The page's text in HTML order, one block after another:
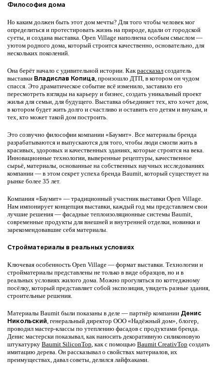
Философия дома
Но каким должен быть этот дом мечты? Для того чтобы человек мог
определиться и протестировать жизнь на природе, вдали от городской
суеты, и создана выставка. Open Village наполнена особым смыслом —
уютом родного дома, который строится качественно, основательно, для
нескольких поколений.
Она берёт начало с удивительной истории. Какрассказал создатель
выставки Владислав Копица, произошло ДТП, в котором он чудом
спасся. Это драматическое событие всё изменило, заставило его
пересмотреть взгляды на карьеру и бизнес, создать уникальный проект
жилья для семьи, для будущего. Выставка объединяет тех, кто хочет дом,
в котором будет жить долго и счастливо и оставить его детям и внукам, и
тех, кто может такой дом построить.
Это созвучно философии компании «Баумит». Все материалы бренда
разрабатываются и выпускаются для того, чтобы люди смогли жить в
красивых, здоровых и качественных зданиях, которые строятся на века.
Инновационные технологии, выверенные рецептуры, качественное
сырьё, материалы, основанные на собственных научных исследованиях
компании — в этом секрет успеха бренда Baumit, который существует на
рынке более 35 лет.
Компания «Баумит» — традиционный участник выставки Open Village.
Нам импонирует концепция выставки, каждый год мы представляем свои
лучшие решения — фасадные теплоизоляционные системы Baumit,
современные продукты для внешней и внутренней отделки, новинки и
зарекомендовавшие себя материалы.
Стройматериалы в реальных условиях
Ключевая особенность Open Village — формат выставки. Технологии и
стройматериалы представлены не только в виде образцов, но и в
реальных условиях жилого дома. Можно прогуляться по коттеджному
посёлку, который представляет собой экспозиция, увидеть разные здания,
строительные решения.
Материалы Baumit были показаны в деле — партнёр компании Денис
Никольский, генеральный директор ООО «Надёжный дом», блогер,
проводил мастер-классы по утеплению фасадов с продуктами бренда.
Денис мастерски показывал, как наносить декоративную силиконовую
штукатурку Baumit SiliconTop, как с помощью Baumit CreativTop создать
имитацию дерева. Он рассказывал о свойствах материалов, их
преимуществах, давал советы, делился лайфхаками.